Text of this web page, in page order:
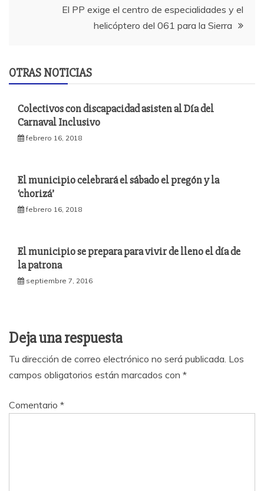
entradasEl PP exige el centro de especialidades y el
helicóptero del 061 para la Sierra
OTRAS NOTICIAS
Colectivos con discapacidad asisten al Día del
Carnaval Inclusivo
febrero 16, 2018
El municipio celebrará el sábado el pregón y la
‘chorizá’
febrero 16, 2018
El municipio se prepara para vivir de lleno el día de
la patrona
septiembre 7, 2016
Deja una respuesta
Tu dirección de correo electrónico no será publicada. Los
campos obligatorios están marcados con *
Comentario *